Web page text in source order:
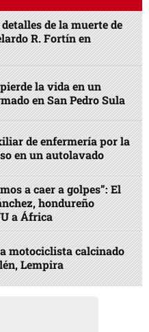
de la muerte de
R. Fortín en
la vida en un
en San Pedro Sula
de enfermería por la
en un autolavado
a caer a golpes”: El
hondureño
a África
motociclista calcinado
Lempira